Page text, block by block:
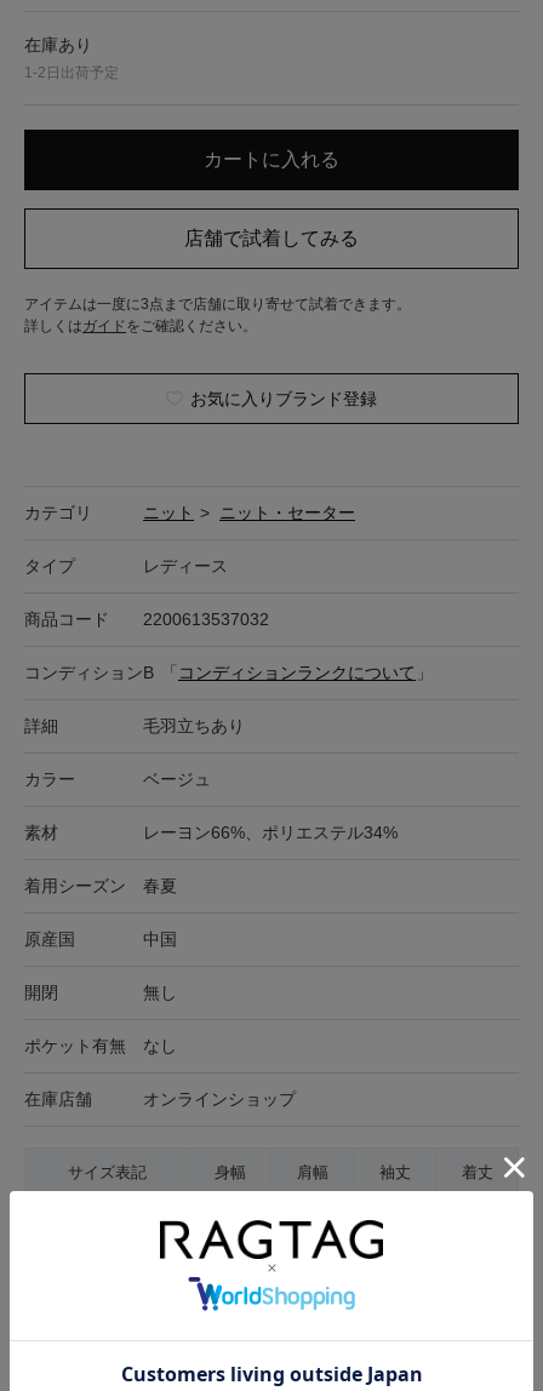
在庫あり
1-2日出荷予定
アイテムは一度に3点まで店舗に取り寄せて試着できます。
詳しくはガイド をご確認ください。
お気に入りブランド登録
カテゴリ ニット > ニット・セーター
タイプ レディース
商品コード 2200613537032
コンディションB 「 コンディションランクについて 」
詳細 毛羽立ちあり
カラー ベージュ
素材 レーヨン66%、ポリエステル34%
着用シーズン 春夏
原産国 中国
開閉 無し
ポケット有無 なし
在庫店舗 オンラインショップ
サイズ表記 身幅 肩幅 袖丈 着丈
31cm 35cm 58cm
生地の厚さ
普通 厚手